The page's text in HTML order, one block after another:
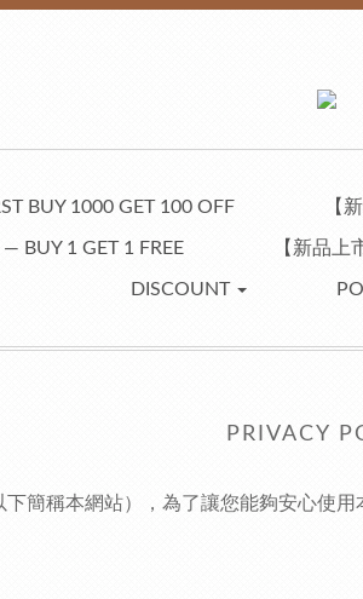
BUY 1000 GET 100 OFF 【
BUY 1 GET 1 FREE 【新品上
DISCOUNT
PRIVACY
簡稱本網站），為了讓您能夠安心使